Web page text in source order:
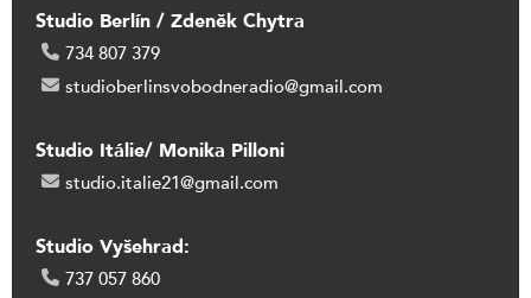
Studio Berlín / Zdeněk Chytra
734 807 379
studioberlinsvobodneradio@gmail.com
Studio Itálie/ Monika Pilloni
studio.italie21@gmail.com
Studio Vyšehrad:
737 057 860